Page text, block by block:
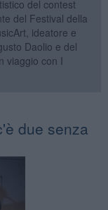
del contest
del Festival della
ideatore e
Daolio e del
viaggio con I
due senza